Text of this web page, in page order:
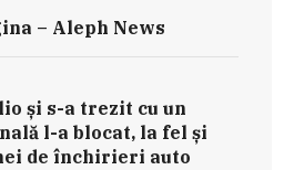
– Aleph News
și s-a trezit cu un
l-a blocat, la fel și
de închirieri auto